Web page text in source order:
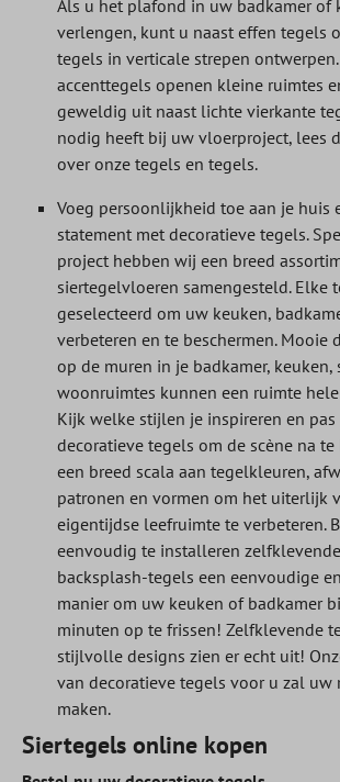
Als u het plafond in uw badkamer of
verlengen, kunt u naast effen tegels
tegels in verticale strepen
accenttegels openen kleine ruimtes
geweldig uit naast lichte vierkante
nodig heeft bij uw vloerproject, lees
over onze tegels en tegels.
Voeg persoonlijkheid toe aan je huis
statement met decoratieve tegels.
project hebben wij een breed
siertegelvloeren samengesteld. Elke
geselecteerd om uw keuken,
verbeteren en te beschermen. Mooie
op de muren in je badkamer, keuken,
woonruimtes kunnen een ruimte
Kijk welke stijlen je inspireren en
decoratieve tegels om de scène na
een breed scala aan tegelkleuren,
patronen en vormen om het uiterlijk
eigentijdse leefruimte te verbeteren.
eenvoudig te installeren
backsplash-tegels een eenvoudige
manier om uw keuken of badkamer
minuten op te frissen! Zelfklevende
stijlvolle designs zien er echt uit!
van decoratieve tegels voor u zal uw
maken.
Siertegels online kopen